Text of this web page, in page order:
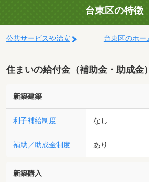
台東区の特徴
公共サービスや治安 台東区のホー
住まいの給付金（補助金・助成金）
新築建築
利子補給制度 なし
補助／助成金制度 あり
新築購入